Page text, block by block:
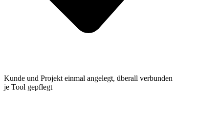
Kunde und Projekt einmal angelegt, überall verbunden
je Tool gepflegt